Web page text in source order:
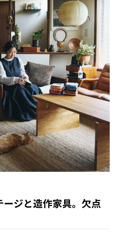
ジと造作家具。欠点